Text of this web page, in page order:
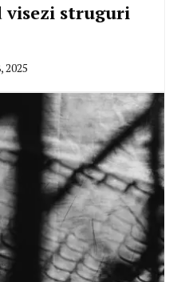
visezi struguri
2025